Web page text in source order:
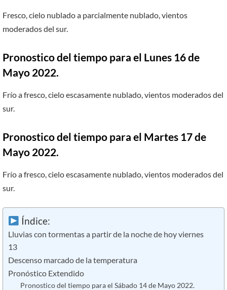
Fresco, cielo nublado a parcialmente nublado, vientos
moderados del sur.
Pronostico del tiempo para el Lunes 16 de
Mayo 2022.
Frío a fresco, cielo escasamente nublado, vientos moderados del
sur.
Pronostico del tiempo para el Martes 17 de
Mayo 2022.
Frío a fresco, cielo escasamente nublado, vientos moderados del
sur.
Índice:
Lluvias con tormentas a partir de la noche de hoy viernes
13
Descenso marcado de la temperatura
Pronóstico Extendido
Pronostico del tiempo para el Sábado 14 de Mayo 2022.